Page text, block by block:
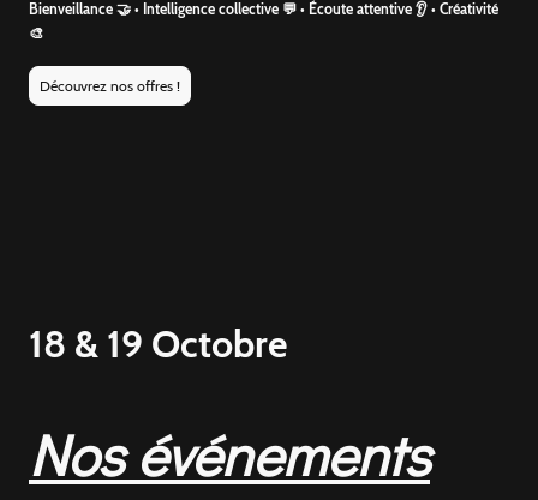
Bienveillance 🤝 • Intelligence collective 💬 • Écoute attentive 👂 • Créativité
🎨
Découvrez nos offres !
18 & 19 Octobre
Nos événements